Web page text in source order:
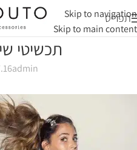
Skip to navigation
Skip to main content
תפריט
תכשיטי
admin